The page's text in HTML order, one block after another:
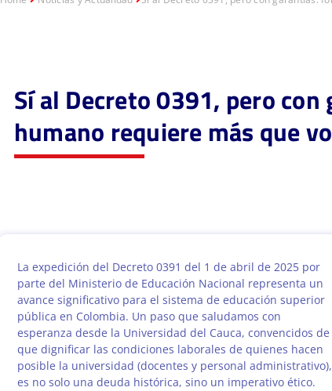
Sí al Decreto 0391, pero
humano requiere más que
La expedición del Decreto 0391 del 1 de abril de 2025 por
parte del Ministerio de Educación Nacional representa un
avance significativo para el sistema de educación superior
pública en Colombia. Un paso que saludamos con
esperanza desde la Universidad del Cauca, convencidos de
que dignificar las condiciones laborales de quienes hacen
posible la universidad (docentes y personal administrativo),
es no solo una deuda histórica, sino un imperativo ético.